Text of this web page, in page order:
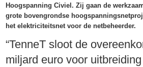
Hoogspanning Civiel. Zij gaan de
grote bovengrondse
het elektriciteitsnet voor de netbeheerder.
“TenneT sloot de
miljard euro voor